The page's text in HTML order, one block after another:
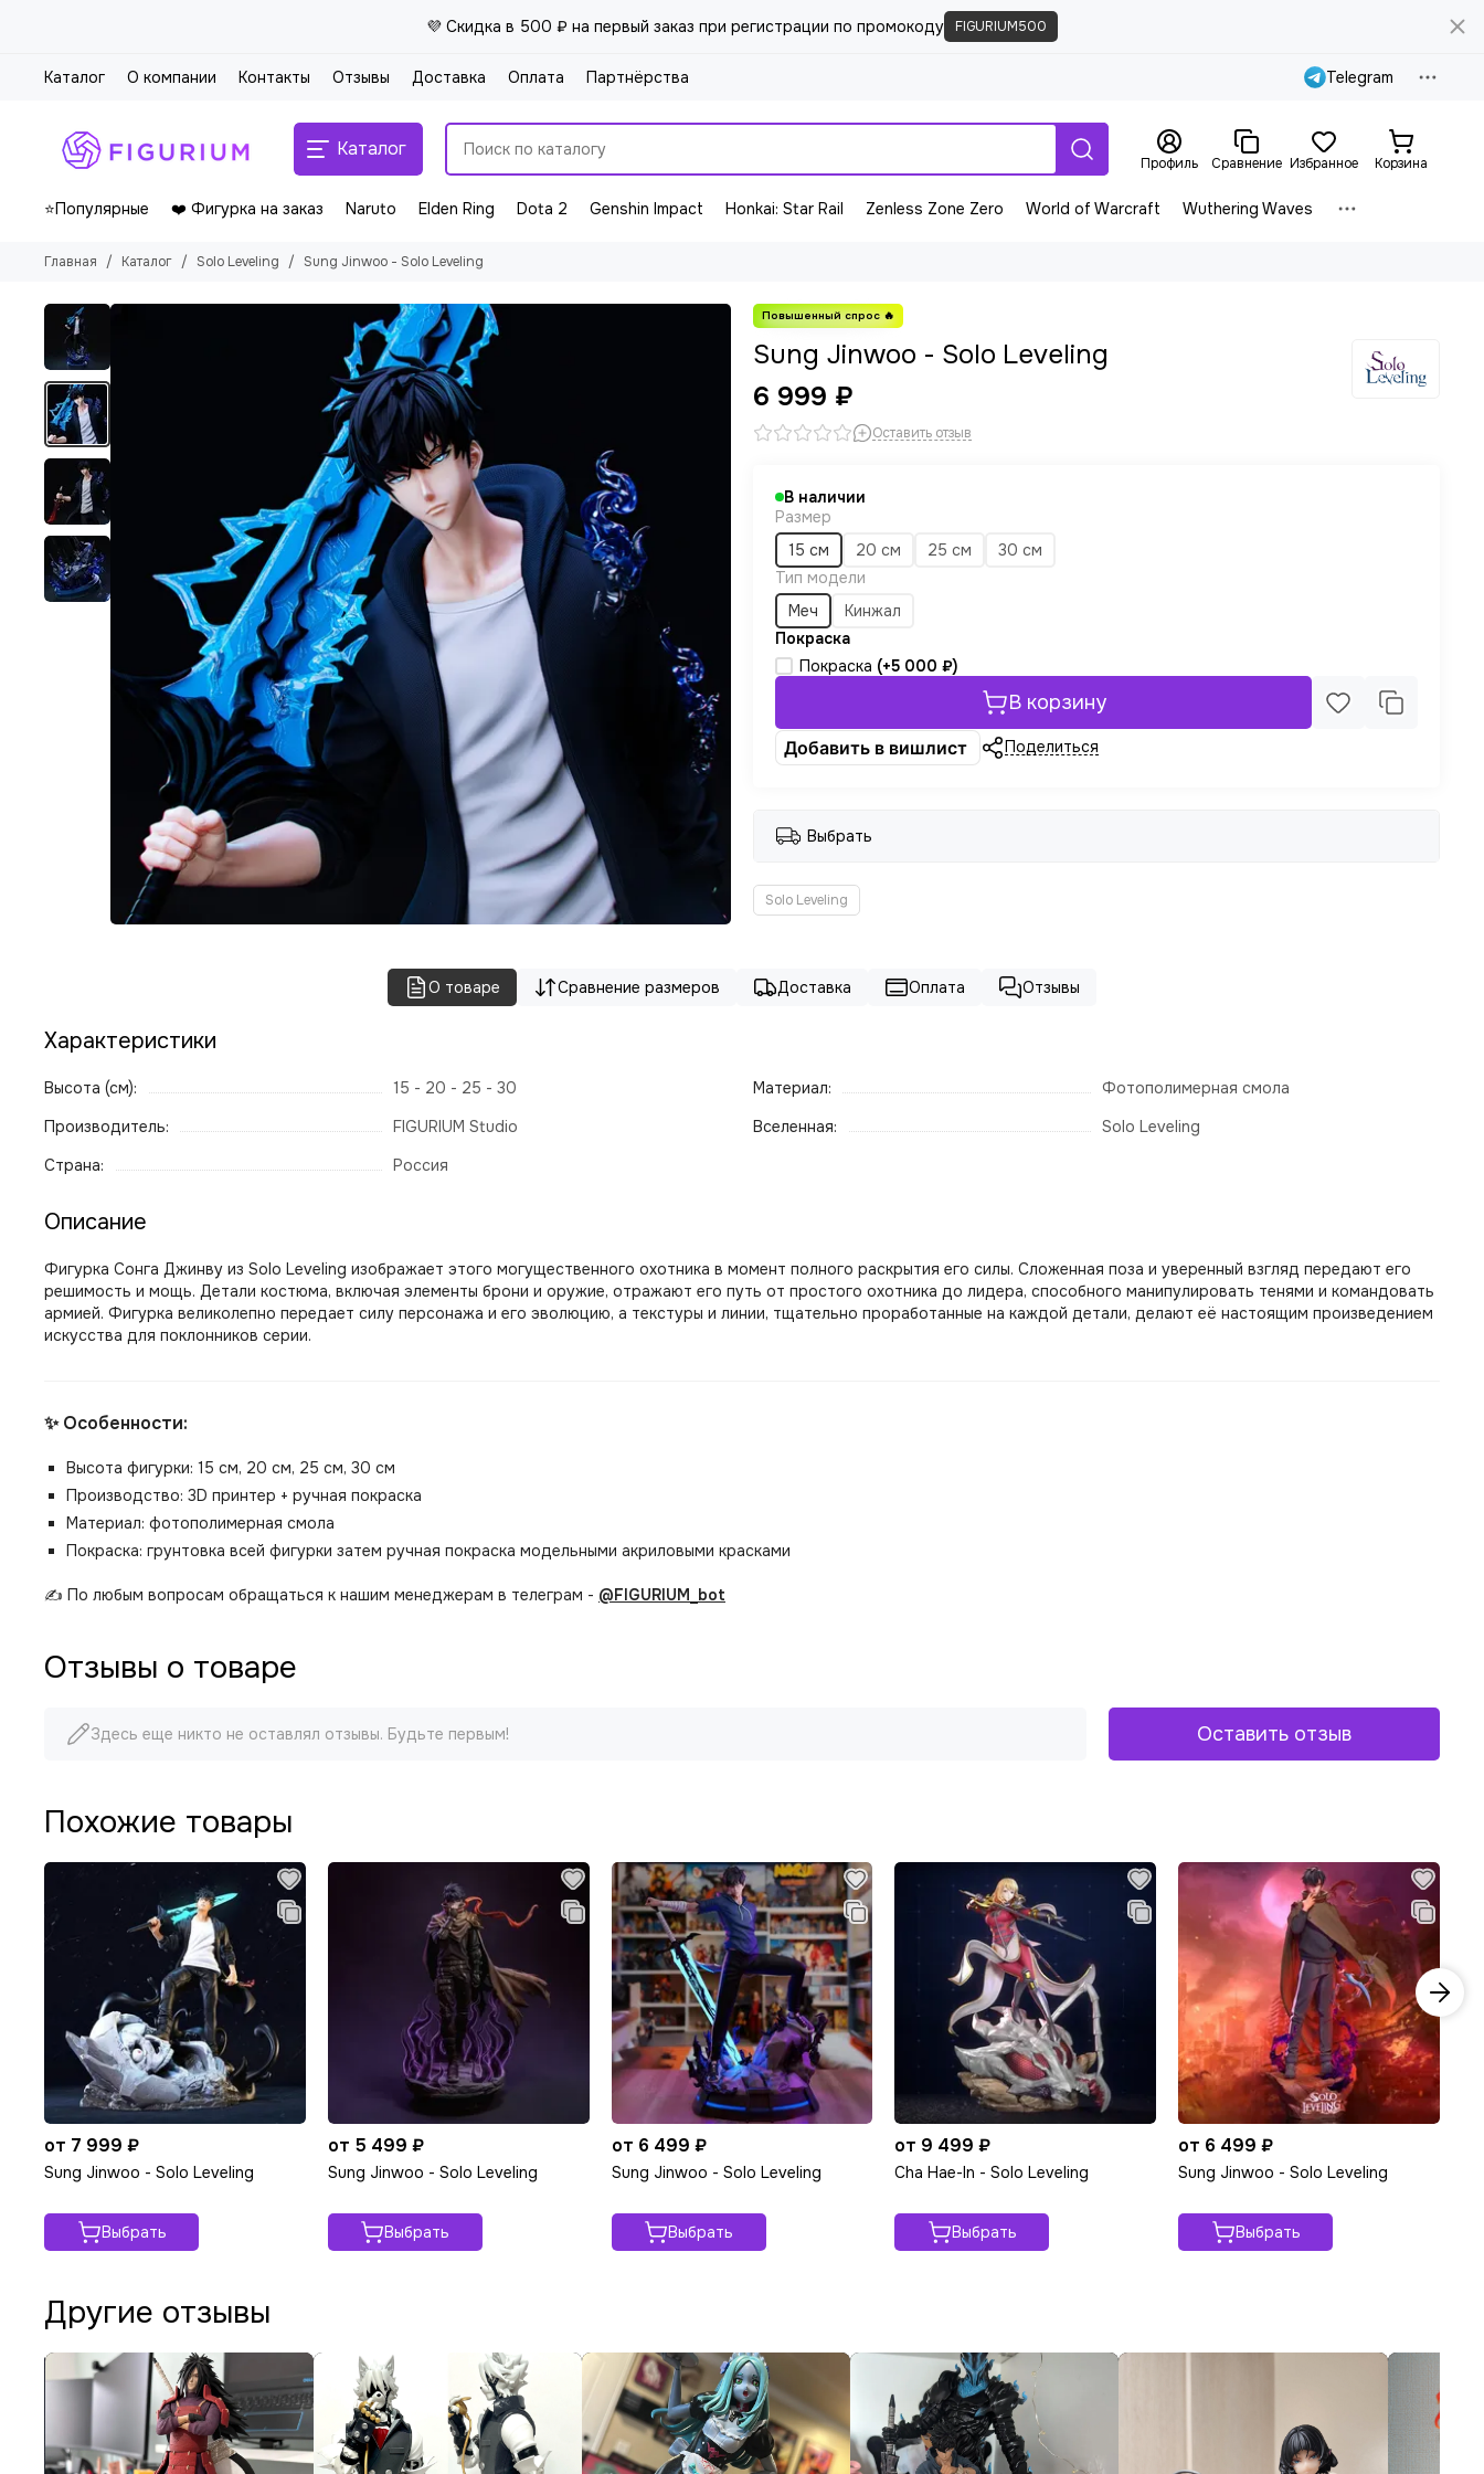
💜 Скидка в 500 ₽ на первый заказ при регистрации по промокоду FIGURIUM500
Каталог О компании Контакты Отзывы Доставка Оплата Партнёрства Telegram
Каталог
Профиль Сравнение Избранное Корзина
⭐Популярные ❤️ Фигурка на заказ Naruto Elden Ring Dota 2 Genshin Impact Honkai: Star Rail Zenless Zone Zero World of Warcraft Wuthering Waves
Главная Каталог Solo Leveling Sung Jinwoo - Solo Leveling
Sung Jinwoo - Solo Leveling
6 999 ₽
Оставить отзыв
В наличии
Размер
15 см
20 см 25 см
30 см
Тип модели
Меч
Кинжал
Покраска
Покраска (+5 000 ₽)
В корзину
Добавить в вишлист Поделиться
Выбрать
Solo Leveling
О товаре Сравнение размеров Доставка Оплата Отзывы
Характеристики
Высота (см):
15 - 20 - 25 - 30
Производитель:
FIGURIUM Studio
Страна:
Россия
Материал:
Фотополимерная смола
Вселенная:
Solo Leveling
Описание
Фигурка Сонга Джинву из Solo Leveling изображает этого могущественного охотника в момент полного раскрытия его силы. Сложенная поза и уверенный взгляд передают его
решимость и мощь. Детали костюма, включая элементы брони и оружие, отражают его путь от простого охотника до лидера, способного манипулировать тенями и командовать
армией. Фигурка великолепно передает силу персонажа и его эволюцию, а текстуры и линии, тщательно проработанные на каждой детали, делают её настоящим произведением
искусства для поклонников серии.
✨ Особенности:
Высота фигурки: 15 см, 20 см, 25 см, 30 см
Производство: 3D принтер + ручная покраска
Материал: фотополимерная смола
Покраска: грунтовка всей фигурки затем ручная покраска модельными акриловыми красками
✍️ По любым вопросам обращаться к нашим менеджерам в телеграм - @FIGURIUM_bot
Отзывы о товаре
Здесь еще никто не оставлял отзывы. Будьте первым! Оставить отзыв
Похожие товары
от 7 999 ₽
Sung Jinwoo - Solo Leveling
Выбрать
от 5 499 ₽
Sung Jinwoo - Solo Leveling
Выбрать
от 6 499 ₽
Sung Jinwoo - Solo Leveling
Выбрать
от 9 499 ₽
Cha Hae-In - Solo Leveling
Выбрать
от 6 499 ₽
Sung Jinwoo - Solo Leveling
Выбрать
Другие отзывы